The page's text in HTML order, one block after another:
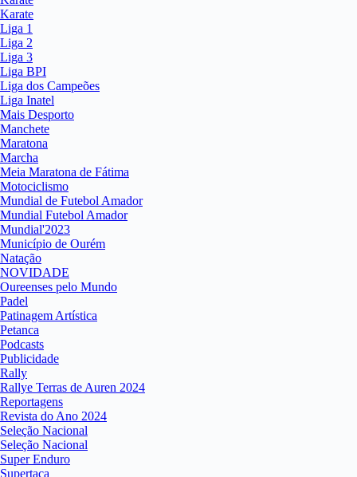
Karate
Liga 1
Liga 2
Liga 3
Liga BPI
Liga dos Campeões
Liga Inatel
Mais Desporto
Manchete
Maratona
Marcha
Meia Maratona de Fátima
Motociclismo
Mundial de Futebol Amador
Mundial Futebol Amador
Mundial'2023
Município de Ourém
Natação
NOVIDADE
Oureenses pelo Mundo
Padel
Patinagem Artística
Petanca
Podcasts
Publicidade
Rally
Rallye Terras de Auren 2024
Reportagens
Revista do Ano 2024
Seleção Nacional
Seleção Nacional
Super Enduro
Supertaça